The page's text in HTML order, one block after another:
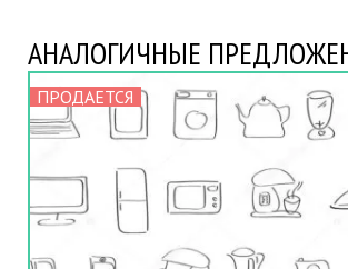
АНАЛОГИЧНЫЕ
ПРОДАЕТСЯ